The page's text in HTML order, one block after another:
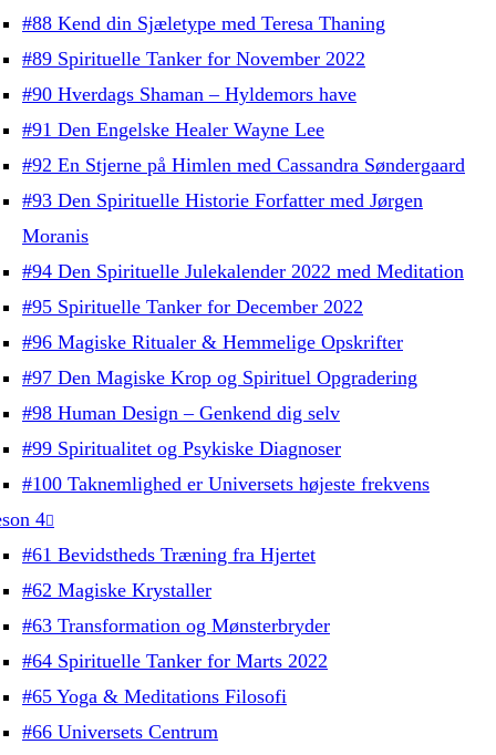
#88 Kend din Sjæletype med Teresa Thaning
#89 Spirituelle Tanker for November 2022
#90 Hverdags Shaman – Hyldemors have
#91 Den Engelske Healer Wayne Lee
#92 En Stjerne på Himlen med Cassandra Søndergaard
#93 Den Spirituelle Historie Forfatter med Jørgen
Moranis
#94 Den Spirituelle Julekalender 2022 med Meditation
#95 Spirituelle Tanker for December 2022
#96 Magiske Ritualer & Hemmelige Opskrifter
#97 Den Magiske Krop og Spirituel Opgradering
#98 Human Design – Genkend dig selv
#99 Spiritualitet og Psykiske Diagnoser
#100 Taknemlighed er Universets højeste frekvens
4
#61 Bevidstheds Træning fra Hjertet
#62 Magiske Krystaller
#63 Transformation og Mønsterbryder
#64 Spirituelle Tanker for Marts 2022
#65 Yoga & Meditations Filosofi
#66 Universets Centrum